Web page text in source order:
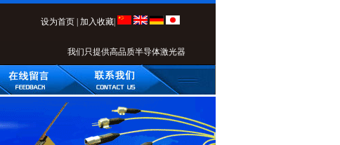
设为首页 加入收藏
我们只提供高品质半导体激光器！